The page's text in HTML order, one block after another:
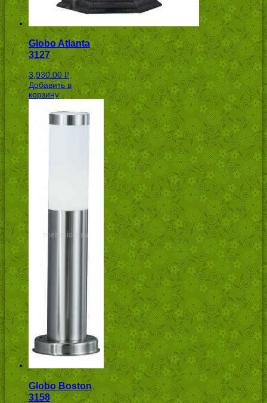
Globo Atlanta
3127
3,930.00 Р
УБ.
Добавить в
корзину
Globo Boston
3158